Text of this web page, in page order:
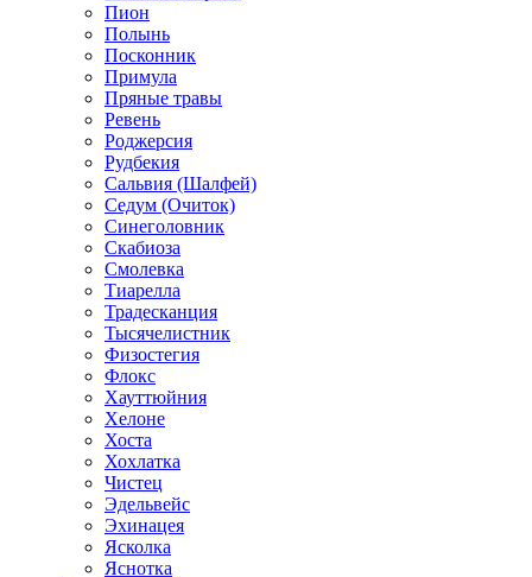
Пион
Полынь
Посконник
Примула
Пряные травы
Ревень
Роджерсия
Рудбекия
Сальвия (Шалфей)
Седум (Очиток)
Синеголовник
Скабиоза
Смолевка
Тиарелла
Традесканция
Тысячелистник
Физостегия
Флокс
Хауттюйния
Хелоне
Хоста
Хохлатка
Чистец
Эдельвейс
Эхинацея
Ясколка
Яснотка